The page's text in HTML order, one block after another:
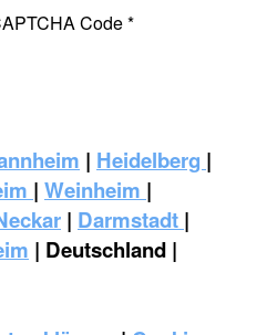
Code*
| Heidelberg |
| Weinheim |
| Darmstadt |
| Deutschland |